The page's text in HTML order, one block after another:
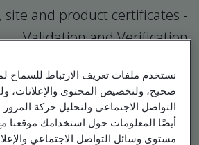
site and product certificates -
Validation and Verification
search
نستخدم ملفات تعريف الارتباط للسماح
صحيح، ولتخصيص المحتوى والإعلانات،
التواصل الاجتماعي ولتحليل حركة
أيضًا المعلومات حول استخدامك موقعنا
مستوى وسائل التواصل الاجتماعي